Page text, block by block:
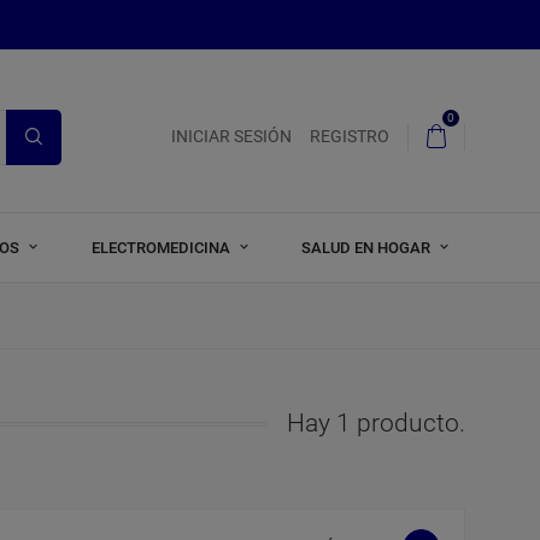
INICIAR SESIÓN REGISTRO
0
ELECTROMEDICINA SALUD EN HOGAR
Hay 1 producto.